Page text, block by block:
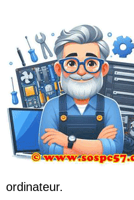
ordinateur.